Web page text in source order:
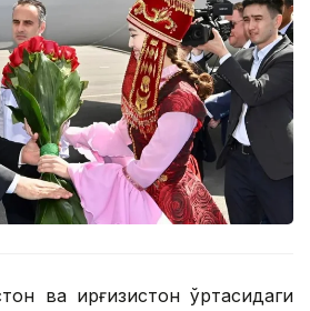
ва Қирғизистон ўртасидаги